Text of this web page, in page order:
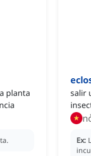
planta
salir
Ex: